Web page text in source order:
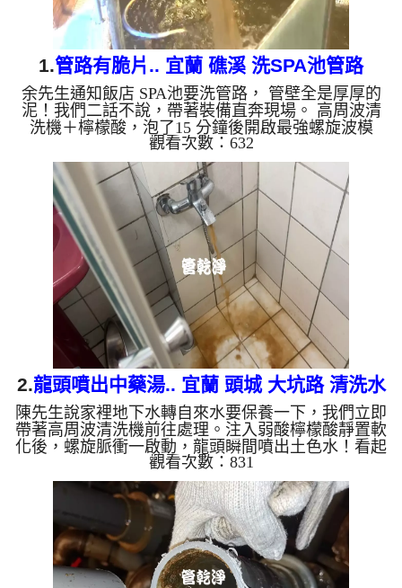
1.管路有脆片.. 宜蘭 礁溪 洗SPA池管路
余先生通知飯店 SPA池要洗管路， 管壁全是厚厚的
泥！我們二話不說，帶著裝備直奔現場。 高周波清
洗機＋檸檬酸，泡了15 分鐘後開啟最強螺旋波模
式，多年的泥漿瞬間噴發，地面都是一片片的脆片！
清洗過後，水質從「黃泥湯」變回「清澈泉」，連出
水量都恢復正常了！ 管路塞住別心煩，找我們清洗
最心安！ 清洗水管, 水管清洗, 洗水管, 熱水忽冷忽熱
...
觀看次數：632
2.龍頭噴出中藥湯.. 宜蘭 頭城 大坑路 清洗水
管
陳先生說家裡地下水轉自來水要保養一下，我們立即
帶著高周波清洗機前往處理。注入弱酸檸檬酸靜置軟
化後，螺旋脈衝一啟動，龍頭瞬間噴出土色水！看起
來像是中藥湯，源源不絕，兩個多小時後，出水變乾
淨出水量也變大了。 為什麼水管需要定期「大掃
除」？ 單靠水壓帶不走管壁陳年汙垢。不同的水質
顏色，反映了不同的居家隱患： 棕色（鐵鏽）： 管
線老化徵兆。 黑色（氧化錳）： 常見於地下水源。
綠色（銅綠）： 銅合金接頭氧化。 乳白（生物
膜）： 細菌...
觀看次數：831